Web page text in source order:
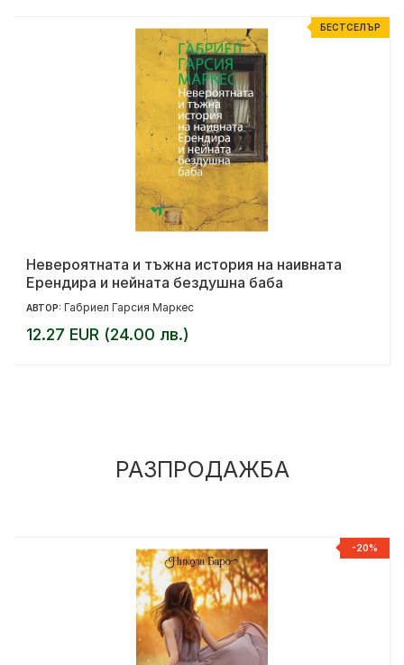
БЕСТСЕЛЪР
Невероятната и тъжна история на наивната
Ерендира и нейната бездушна баба
АВТОР: Габриел Гарсия Маркес
12.27 EUR (24.00 лв.)
РАЗПРОДАЖБА
-20%